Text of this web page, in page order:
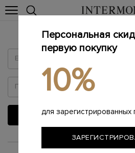
Войти
ВОЙТИ
или
Персональная
первую покупку
10%
для зарегистрированных